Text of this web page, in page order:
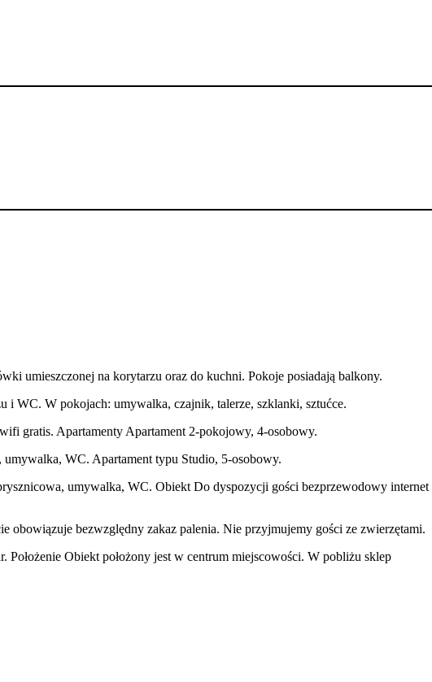
umieszczonej na korytarzu oraz do kuchni. Pokoje posiadają balkony.
i WC. W pokojach: umywalka, czajnik, talerze, szklanki, sztućce.
gratis. Apartamenty Apartament 2-pokojowy, 4-osobowy.
umywalka, WC. Apartament typu Studio, 5-osobowy.
umywalka, WC. Obiekt Do dyspozycji gości bezprzewodowy internet
obowiązuje bezwzględny zakaz palenia. Nie przyjmujemy gości ze zwierzętami.
Obiekt położony jest w centrum miejscowości. W pobliżu sklep